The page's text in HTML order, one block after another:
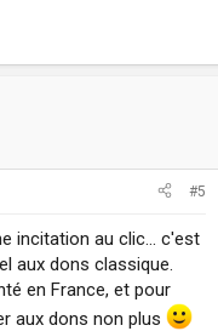
#5
incitation au clic... c'est
aux dons classique.
en France, et pour
aux dons non plus